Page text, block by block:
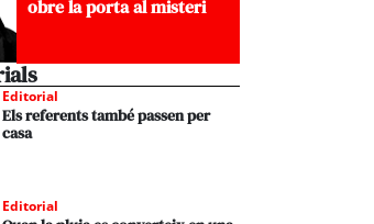
obre la porta al misteri
Editorial
Els referents també passen per
casa
Editorial